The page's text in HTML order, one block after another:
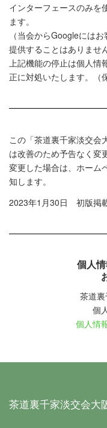
インターフェースのみを
ます。
（当会からGoogleには
提供することはありませ
上記機能の停止は個人情
正に対処いたします。（
この「茶道裏千家淡交会
は改善のため予告なく変
変更した場合は、ホーム
知します。
2023年1月30日 初版掲
個人
茶道
個
個人情
茶道裏千家淡交会大